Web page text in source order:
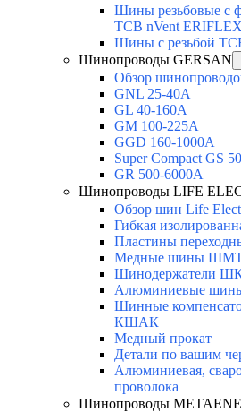
Шины резьбовые с
TCB nVent ERIFLEX
Шины с резьбой
Шинопроводы GERSAN
Обзор
GNL 25-40A
GL 40-160A
GM 100-225A
GGD 160-1000A
Super Compact GS
GR 500-6000A
Шинопроводы LIFE
Обзор шин Life
Гибкая
Пластины
Медные шины
Шинодержатели
Алюминиевые
Шинные
КШАК
Медный прокат
Детали по вашим
Алюминиевая,
проволока
Шинопроводы